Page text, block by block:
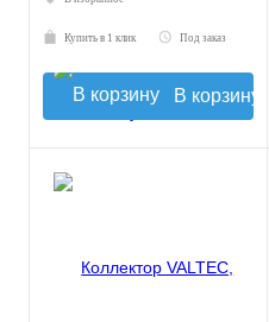
Купить в 1 клик Под заказ
В корзину